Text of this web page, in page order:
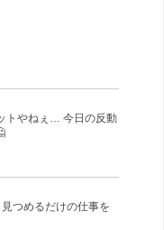
トやねぇ… 今日の反動
つめるだけの仕事を